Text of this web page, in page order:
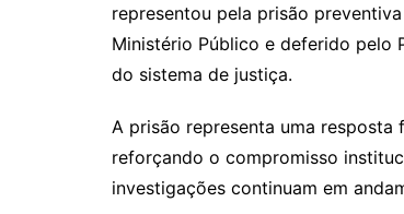
representou pela prisão
Ministério Público e deferido pelo
do sistema de justiça.
A prisão representa uma
reforçando o compromisso
investigações continuam em